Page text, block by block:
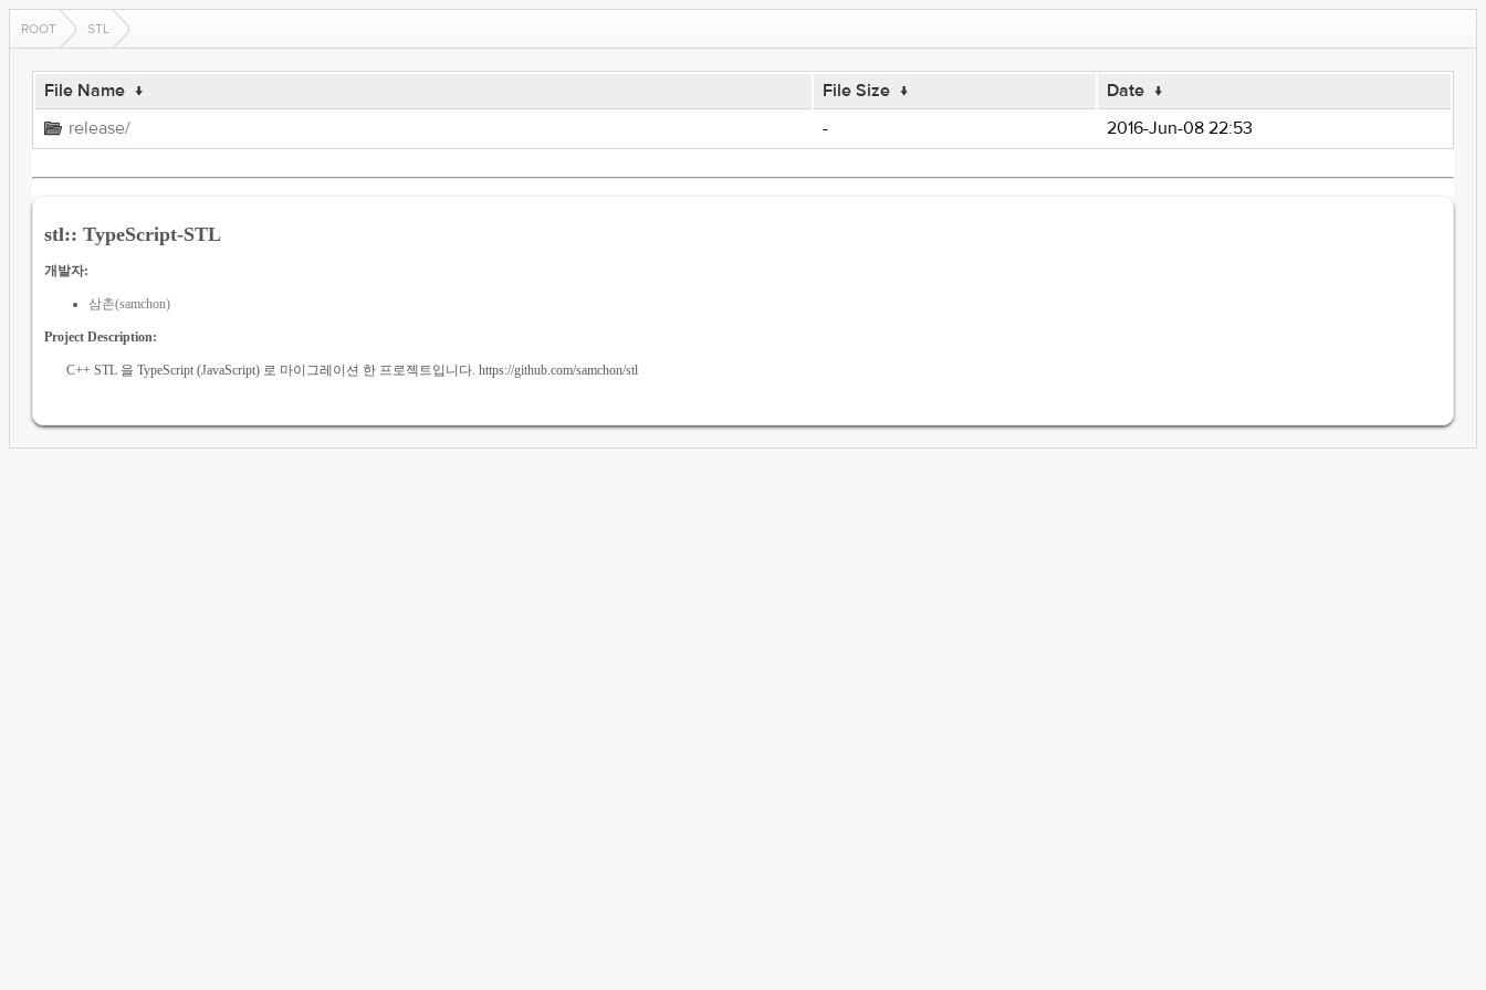
ROOT STL
File Name ↓ File Size ↓ Date ↓
release/
- 2016-Jun-08 22:53
stl:: TypeScript-STL
개발자:
삼촌(samchon)
Project Description:
C++ STL 을 TypeScript (JavaScript) 로 마이그레이션 한 프로젝트입니다. https://github.com/samchon/stl